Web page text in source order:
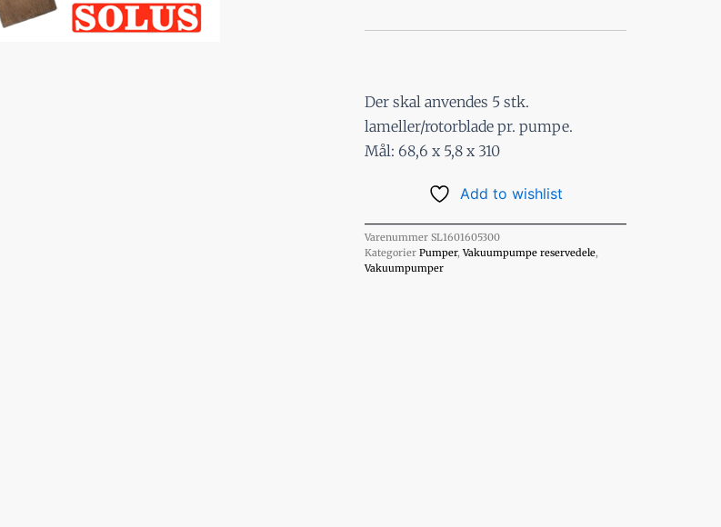
lamel
Der skal anvendes 5 stk.
lameller/rotorblade pr. pumpe.
Mål: 68,6 x 5,8 x 310
Add to wishlist
Varenummer SL1601605300
Kategorier Pumper,Vakuumpumpe reservedele,
Vakuumpumper